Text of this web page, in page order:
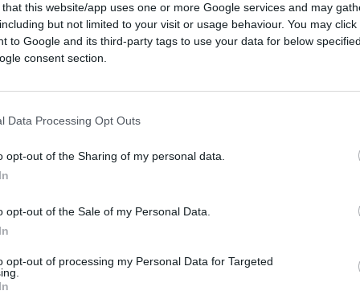
that this website/app uses one or more Google services and may
but not limited to your visit or usage behaviour. You may
to Google and its third-party tags to use your data for below
consent section.
Data Processing Opt Outs
opt-out of the Sharing of my personal data.
opt-out of the Sale of my Personal Data.
opt-out of processing my Personal Data for Targeted
zatražili veličinu, savjetovao sam im da uzmu
do vas nego do čudnih veličina”, kazao je.
u H&M. U jednom trenu ste na zimskim
traperice. H&M je podijeljen po sektorima
odmah nakon ulaza i u sredini dućana.
se po nešto višoj cijeni i imaju posebno
odjeći za noćne izlaske.
od vrhunskog pamuka i svile, te